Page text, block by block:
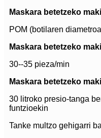
Maskara betetzeko
POM (botilaren
Maskara betetzeko
30--35 pieza/min
Maskara betetzeko
30 litroko presio-tanga
funtzioekin
Tanke multzo gehigarri